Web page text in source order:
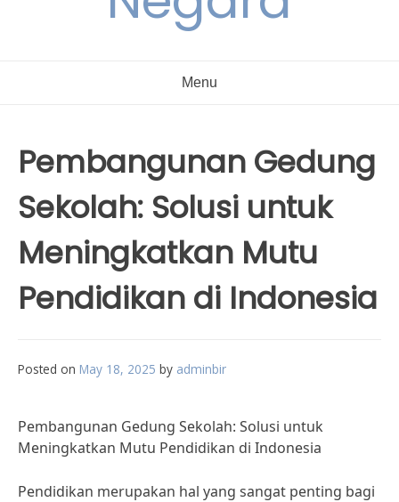
Menu
Pembangunan Gedung
Sekolah: Solusi untuk
Meningkatkan Mutu
Pendidikan di Indonesia
Posted on May 18, 2025 by adminbir
Pembangunan Gedung Sekolah: Solusi untuk
Meningkatkan Mutu Pendidikan di Indonesia
Pendidikan merupakan hal yang sangat penting bagi